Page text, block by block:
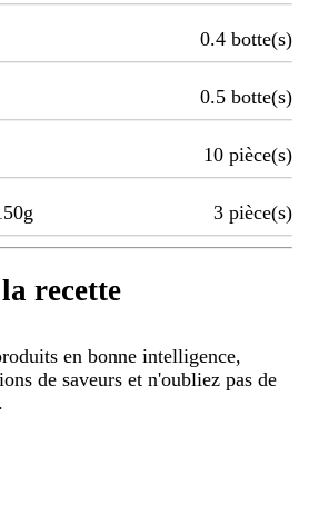
0.4 botte(s)
0.5 botte(s)
10 pièce(s)
3 pièce(s)
recette
en bonne intelligence,
de saveurs et n'oubliez pas de